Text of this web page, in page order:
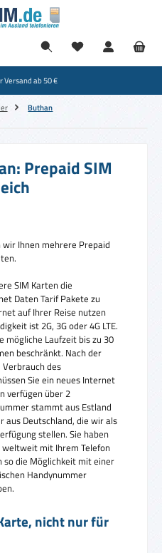
Versand ab 50 €
Buthan
Prepaid SIM
wir Ihnen mehrere Prepaid
SIM Karten die
Daten Tarif Pakete zu
auf Ihrer Reise nutzen
ist 2G, 3G oder 4G LTE.
mögliche Laufzeit bis zu 30
beschränkt. Nach der
Verbrauch des
Sie ein neues Internet
verfügen über 2
stammt aus Estland
aus Deutschland, die wir als
stellen. Sie haben
mit Ihrem Telefon
so die Möglichkeit mit einer
Handynummer
nicht nur für